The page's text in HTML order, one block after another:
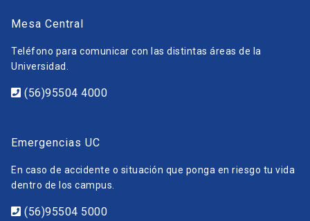
Mesa Central
Teléfono para comunicar con las distintas áreas de la
Universidad.
(56)95504 4000
Emergencias UC
En caso de accidente o situación que ponga en riesgo tu vida
dentro de los campus.
(56)95504 5000